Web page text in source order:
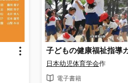
日本幼児体育学会作
電子書籍